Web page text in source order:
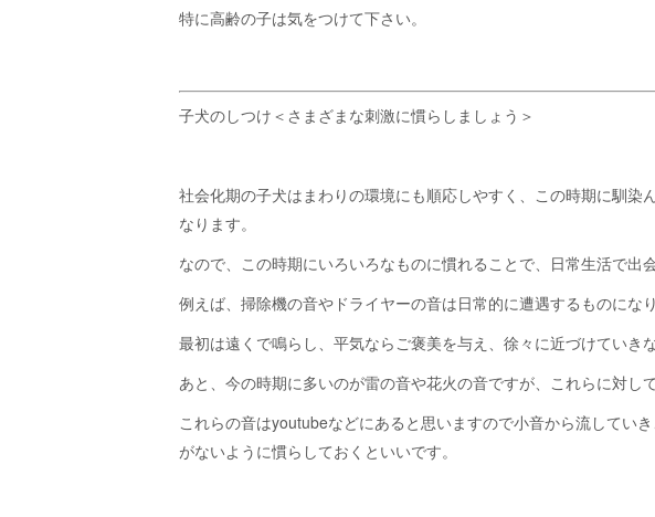
特に高齢の子は気をつけて下さい。
子犬のしつけ＜さまざまな刺激に慣らしましょう＞
社会化期の子犬はまわりの環境にも順応しやすく、この時期に馴染
なります。
なので、この時期にいろいろなものに慣れることで、日常生活で出
例えば、掃除機の音やドライヤーの音は日常的に遭遇するものになり
最初は遠くで鳴らし、平気ならご褒美を与え、徐々に近づけていき
あと、今の時期に多いのが雷の音や花火の音ですが、これらに対し
これらの音はyoutubeなどにあると思いますので小音から流してい
がないように慣らしておくといいです。